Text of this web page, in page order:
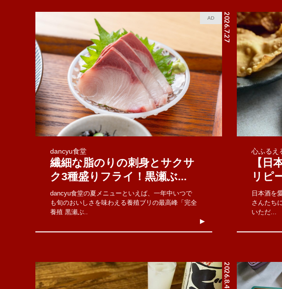
2026.7.27
AD
dancyu食堂
繊細な脂のりの刺身とサクサ
ク3種盛りフライ！黒瀬ぶ...
dancyu食堂の夏メニューといえば、一年中いつで
も旬のおいしさを味わえる養殖ブリの最高峰「完全
養殖 黒瀬ぶ..
心ふるえ
【日
リピ
日本酒を
さんたち
いただ...
2026.8.4